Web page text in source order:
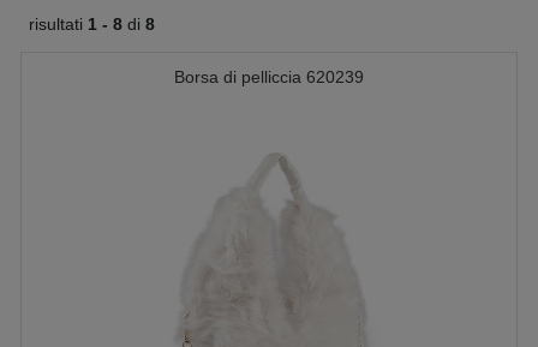
risultati 1 - 8 di 8
Borsa di pelliccia 620239